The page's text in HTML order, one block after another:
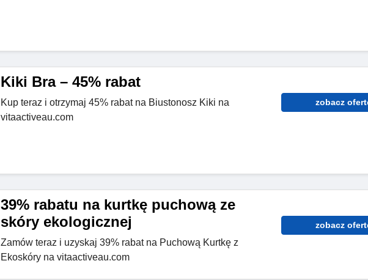
Kiki Bra – 45% rabat
Kup teraz i otrzymaj 45% rabat na Biustonosz Kiki na
vitaactiveau.com
zobacz
39% rabatu na kurtkę puchową ze
skóry ekologicznej
Zamów teraz i uzyskaj 39% rabat na Puchową Kurtkę z
Ekoskóry na vitaactiveau.com
zobacz